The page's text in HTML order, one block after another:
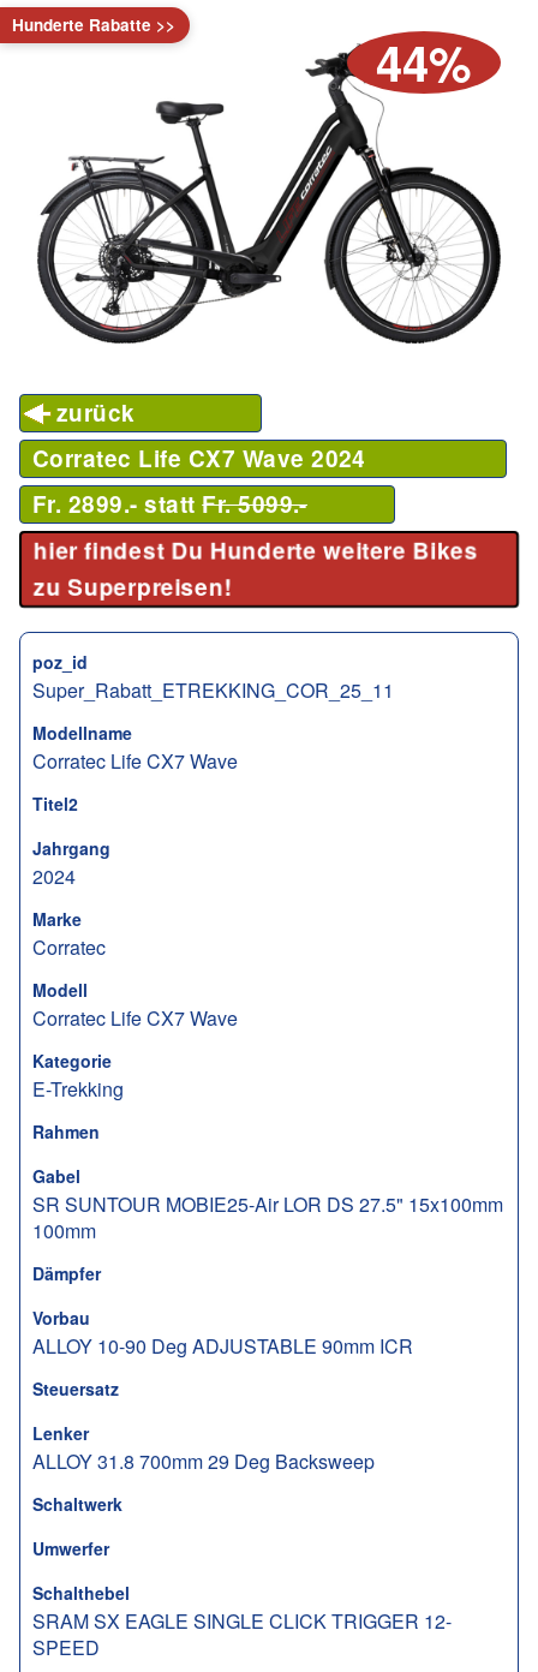
Hunderte Rabatte >>
44%
zurück
Corratec Life CX7 Wave 2024
Fr. 2899.- stattFr. 5099.-
hier findest Du Hunderte weitere Bikes
zu Superpreisen!
poz_id
Super_Rabatt_ETREKKING_COR_25_11
Modellname
Corratec Life CX7 Wave
Titel2
Jahrgang
2024
Marke
Corratec
Modell
Corratec Life CX7 Wave
Kategorie
E-Trekking
Rahmen
Gabel
SR SUNTOUR MOBIE25-Air LOR DS 27.5" 15x100mm
100mm
Dämpfer
Vorbau
ALLOY 10-90 Deg ADJUSTABLE 90mm ICR
Steuersatz
Lenker
ALLOY 31.8 700mm 29 Deg Backsweep
Schaltwerk
Umwerfer
Schalthebel
SRAM SX EAGLE SINGLE CLICK TRIGGER 12-
SPEED